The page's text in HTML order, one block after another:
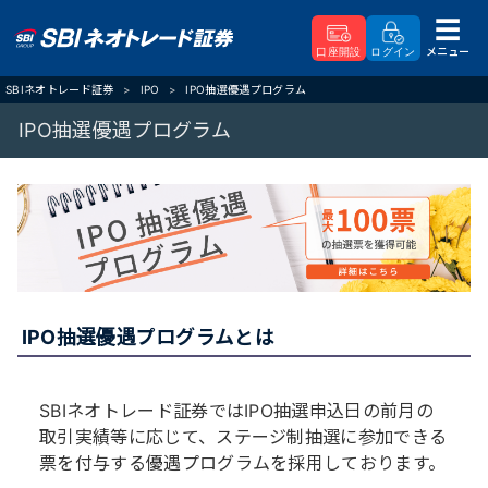
口座開設 ログイン メニュー
SBIネオトレード証券 IPO IPO抽選優遇プログラム
IPO抽選優遇プログラム
IPO抽選優遇プログラムとは
SBIネオトレード証券ではIPO抽選申込日の前月の
取引実績等に応じて、ステージ制抽選に参加できる
票を付与する優遇プログラムを採用しております。